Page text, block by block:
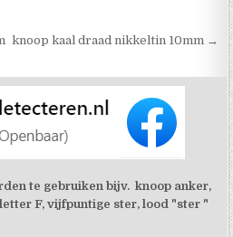
knoop kaal draad nikkeltin 10mm →
te gebruiken bijv. knoop anker,
F, vijfpuntige ster, lood "ster "